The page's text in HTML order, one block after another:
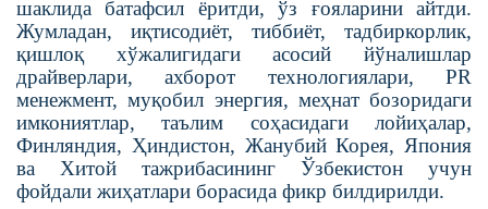
шаклида батафсил ёритди, ўз ғояларини айтди.
Жумладан, иқтисодиёт, тиббиёт, тадбиркорлик,
қишлоқ хўжалигидаги асосий йўналишлар
драйверлари, ахборот технологиялари, PR
менежмент, муқобил энергия, меҳнат бозоридаги
имкониятлар, таълим соҳасидаги лойиҳалар,
Финляндия, Ҳиндистон, Жанубий Корея, Япония
ва Хитой тажрибасининг Ўзбекистон учун
фойдали жиҳатлари борасида фикр билдирилди.